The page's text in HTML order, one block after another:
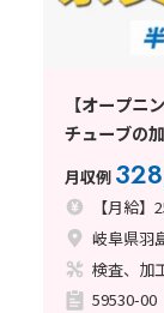
【オープニ
チューブの
月収例
【月給
岐阜県羽
59530-00